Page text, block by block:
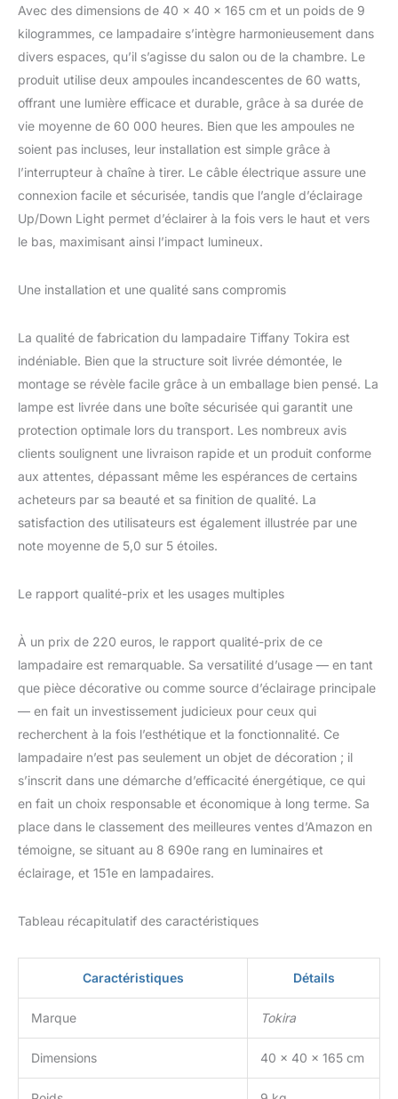
décoration intérieure.
HANDMADE: Chaque
abat-jour en verre a été
fabriqué à la main par
des artisans qualifiés.
Garanti pour être de
qualité. Chaque lampe
cadeau spécial qui plaira
certainement à la famille,
à la petite amie, aux
collègues, aux clients,
camarade de classe
Avec des dimensions de 40 x 40 x 165 cm et un poids de 9
kilogrammes, ce lampadaire s’intègre harmonieusement dans
divers espaces, qu’il s’agisse du salon ou de la chambre. Le
produit utilise deux ampoules incandescentes de 60 watts,
offrant une lumière efficace et durable, grâce à sa durée de
vie moyenne de 60 000 heures. Bien que les ampoules ne
soient pas incluses, leur installation est simple grâce à
l’interrupteur à chaîne à tirer. Le câble électrique assure une
connexion facile et sécurisée, tandis que l’angle d’éclairage
Up/Down Light permet d’éclairer à la fois vers le haut et vers
le bas, maximisant ainsi l’impact lumineux.
Une installation et une qualité sans compromis
La qualité de fabrication du lampadaire Tiffany Tokira est
indéniable. Bien que la structure soit livrée démontée, le
montage se révèle facile grâce à un emballage bien pensé. La
lampe est livrée dans une boîte sécurisée qui garantit une
protection optimale lors du transport. Les nombreux avis
clients soulignent une livraison rapide et un produit conforme
aux attentes, dépassant même les espérances de certains
acheteurs par sa beauté et sa finition de qualité. La
satisfaction des utilisateurs est également illustrée par une
note moyenne de 5,0 sur 5 étoiles.
Le rapport qualité-prix et les usages multiples
À un prix de 220 euros, le rapport qualité-prix de ce
lampadaire est remarquable. Sa versatilité d’usage — en tant
que pièce décorative ou comme source d’éclairage principale
— en fait un investissement judicieux pour ceux qui
recherchent à la fois l’esthétique et la fonctionnalité. Ce
lampadaire n’est pas seulement un objet de décoration ; il
s’inscrit dans une démarche d’efficacité énergétique, ce qui
en fait un choix responsable et économique à long terme. Sa
place dans le classement des meilleures ventes d’Amazon en
témoigne, se situant au 8 690e rang en luminaires et
éclairage, et 151e en lampadaires.
Tableau récapitulatif des caractéristiques
Caractéristiques Détails
Marque Tokira
Dimensions 40 x 40 x 165 cm